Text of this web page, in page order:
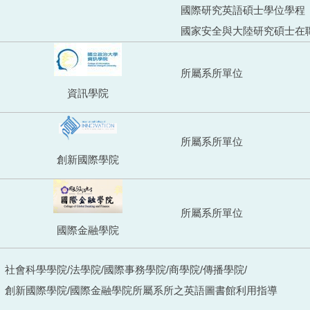
國際研究英語碩士學位學程
國家安全與大陸研究碩士在
資訊學院
所屬系所單位
創新國際學院
所屬系所單位
國際金融學院
所屬系所單位
社會科學學院/法學院/國際事務學院/商學院/傳播學院/
創新國際學院/國際金融學院所屬系所之英語圖書館利用指導